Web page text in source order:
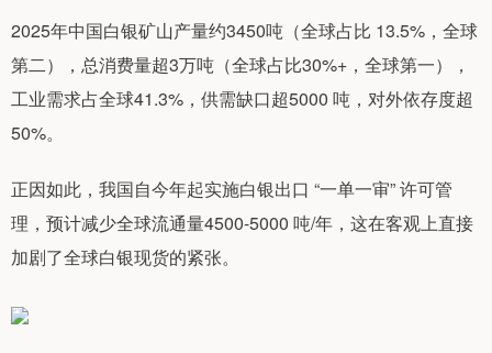
2025年中国白银矿山产量约3450吨（全球占比 13.5%，全球
第二），总消费量超3万吨（全球占比30%+，全球第一），
工业需求占全球41.3%，供需缺口超5000 吨，对外依存度超
50%。
正因如此，我国自今年起实施白银出口 “一单一审” 许可管
理，预计减少全球流通量4500-5000 吨/年，这在客观上直接
加剧了全球白银现货的紧张。